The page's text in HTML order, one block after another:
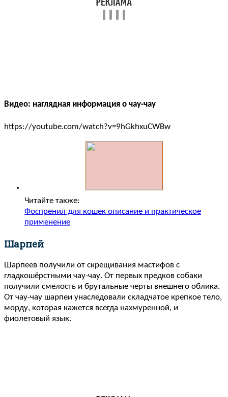
Видео: наглядная информация о чау-чау
https://youtube.com/watch?v=9hGkhxuCWBw
Читайте также:
Фоспренил для кошек описание и практическое
применение
Шарпей
Шарпеев получили от скрещивания мастифов с
гладкошёрстными чау-чау. От первых предков собаки
получили смелость и брутальные черты внешнего облика.
От чау-чау шарпеи унаследовали складчатое крепкое тело,
морду, которая кажется всегда нахмуренной, и
фиолетовый язык.